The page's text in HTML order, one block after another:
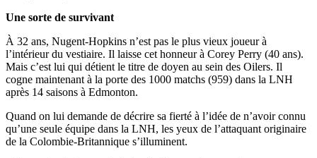
Une sorte de survivant
À 32 ans, Nugent-Hopkins n’est pas le plus vieux joueur à
l’intérieur du vestiaire. Il laisse cet honneur à Corey Perry (40 ans).
Mais c’est lui qui détient le titre de doyen au sein des Oilers. Il
cogne maintenant à la porte des 1000 matchs (959) dans la LNH
après 14 saisons à Edmonton.
Quand on lui demande de décrire sa fierté à l’idée de n’avoir connu
qu’une seule équipe dans la LNH, les yeux de l’attaquant originaire
de la Colombie-Britannique s’illuminent.